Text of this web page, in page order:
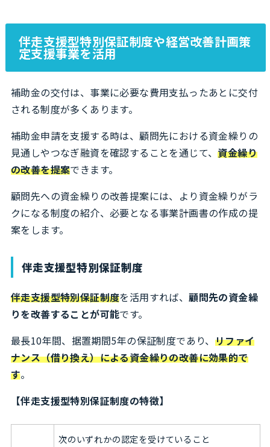
伴走支援型特別保証制度や経営改善計画策
定支援事業を活用
補助金の交付は、事業に必要な費用支払ったあとに交付
される制度が多くあります。
補助金申請を支援する時は、顧問先における資金繰りの
見通しやつなぎ融資を確認することを通じて、資金繰り
の改善を提案できます。
顧問先への資金繰りの改善提案には、より資金繰りがラ
クになる制度の紹介、必要となる事業計画書の作成の提
案をします。
伴走支援型特別保証制度
伴走支援型特別保証制度を活用すれば、顧問先の資金繰
りを改善することが可能です。
最長10年間、据置期間5年の保証制度であり、 リファイ
ナンス（借り換え）による資金繰りの改善に効果的で
す。
【伴走支援型特別保証制度の特徴】
次のいずれかの認定を受けていること